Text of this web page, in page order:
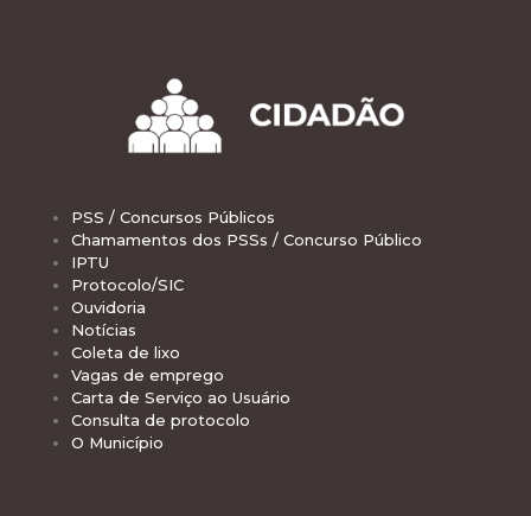
PSS / Concursos Públicos
Chamamentos dos PSSs / Concurso Público
IPTU
Protocolo/SIC
Ouvidoria
Notícias
Coleta de lixo
Vagas de emprego
Carta de Serviço ao Usuário
Consulta de protocolo
O Município